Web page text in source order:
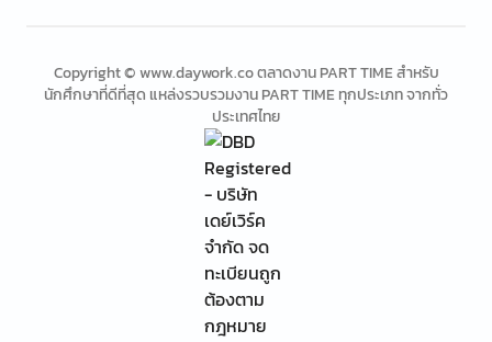
Copyright © www.daywork.co ตลาดงาน PART TIME สำหรับ
นักศึกษาที่ดีที่สุด แหล่งรวบรวมงาน PART TIME ทุกประเภท จากทั่ว
ประเทศไทย